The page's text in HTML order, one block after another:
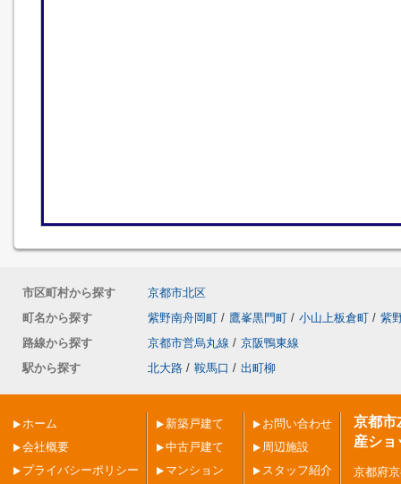
市区町村から探す
京都市北区
町名から探す
紫野南舟岡町 / 鷹峯黒門町 / 小山上板倉町 / 紫
路線から探す
京都市営烏丸線 / 京阪鴨東線
駅から探す
北大路 / 鞍馬口 / 出町柳
ホーム
会社概要
プライバシーポリシー
新築戸建て
中古戸建て
マンション
お問い合わせ
周辺施設
スタッフ紹介
京都市
産ショ
京都府